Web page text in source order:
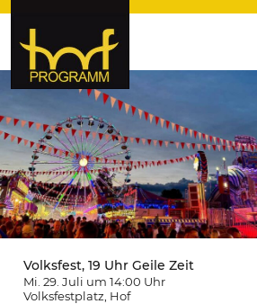
hof-programm – das
Veranstaltungsportal für
Hochfranken
Volksfest, 19 Uhr Geile Zeit
Mi. 29. Juli um 14:00 Uhr
Volksfestplatz , Hof